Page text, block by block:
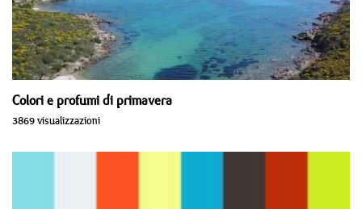
Colori e profumi di primavera
3869 visualizzazioni